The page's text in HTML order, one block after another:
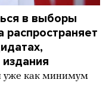
в выборы
уже как минимум